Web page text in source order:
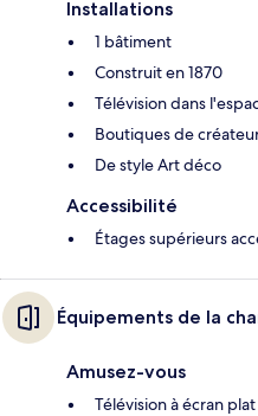
Installations
1 bâtiment
Construit en 1870
Télévision dans
Boutiques de
De style Art déco
Accessibilité
Étages supérieurs
Équipements de la
Amusez-vous
Télévision à écran plat